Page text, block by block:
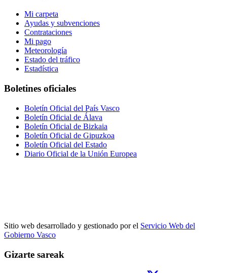
Mi carpeta
Ayudas y subvenciones
Contrataciones
Mi pago
Meteorología
Estado del tráfico
Estadística
Boletines oficiales
Boletín Oficial del País Vasco
Boletín Oficial de Álava
Boletín Oficial de Bizkaia
Boletín Oficial de Gipuzkoa
Boletín Oficial del Estado
Diario Oficial de la Unión Europea
Sitio web desarrollado y gestionado por el Servicio Web del
Gobierno Vasco
Gizarte sareak